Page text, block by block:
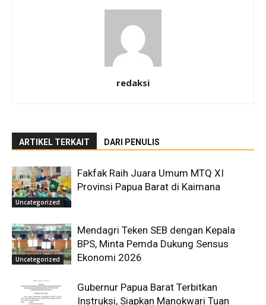
redaksi
ARTIKEL TERKAIT DARI PENULIS
Uncategorized
Fakfak Raih Juara Umum MTQ XI
Provinsi Papua Barat di Kaimana
Uncategorized
Mendagri Teken SEB dengan Kepala
BPS, Minta Pemda Dukung Sensus
Ekonomi 2026
Gubernur Papua Barat Terbitkan
Instruksi, Siapkan Manokwari Tuan